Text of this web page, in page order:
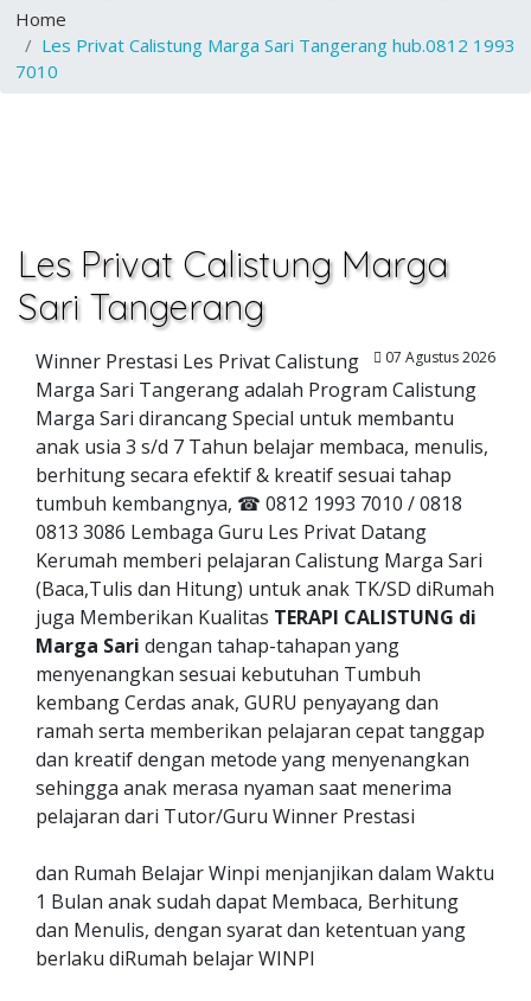
Home
Les Privat Calistung Marga Sari Tangerang hub.0812 1993
7010
Les Privat Calistung Marga
Sari Tangerang
07 Agustus 2026
Winner Prestasi Les Privat Calistung
Marga Sari Tangerang adalah Program Calistung
Marga Sari dirancang Special untuk membantu
anak usia 3 s/d 7 Tahun belajar membaca, menulis,
berhitung secara efektif & kreatif sesuai tahap
tumbuh kembangnya, ☎ 0812 1993 7010 / 0818
0813 3086 Lembaga Guru Les Privat Datang
Kerumah memberi pelajaran Calistung Marga Sari
(Baca,Tulis dan Hitung) untuk anak TK/SD diRumah
juga Memberikan Kualitas TERAPI CALISTUNG di
Marga Sari dengan tahap-tahapan yang
menyenangkan sesuai kebutuhan Tumbuh
kembang Cerdas anak, GURU penyayang dan
ramah serta memberikan pelajaran cepat tanggap
dan kreatif dengan metode yang menyenangkan
sehingga anak merasa nyaman saat menerima
pelajaran dari Tutor/Guru Winner Prestasi
dan Rumah Belajar Winpi menjanjikan dalam Waktu
1 Bulan anak sudah dapat Membaca, Berhitung
dan Menulis, dengan syarat dan ketentuan yang
berlaku diRumah belajar WINPI